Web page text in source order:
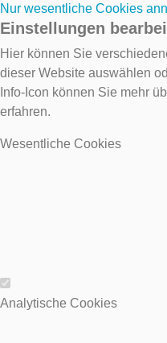
Nur wesentliche Cookies
Einstellungen
Hier können Sie
dieser Website auswählen
Info-Icon können Sie mehr
erfahren.
Wesentliche Cookies
Wesentliche Cookies
Analytische Cookies